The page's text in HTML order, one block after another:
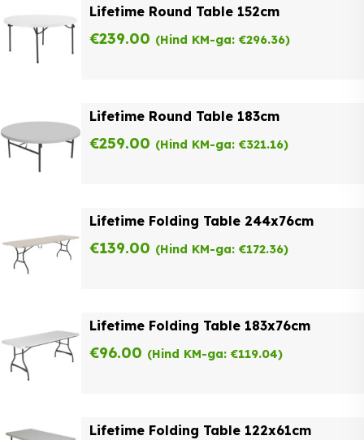
Lifetime Round Table 152cm
€239.00 (Hind KM-ga: €296.36)
Lifetime Round Table 183cm
€259.00 (Hind KM-ga: €321.16)
Lifetime Folding Table 244x76cm
€139.00 (Hind KM-ga: €172.36)
Lifetime Folding Table 183x76cm
€96.00 (Hind KM-ga: €119.04)
Lifetime Folding Table 122x61cm